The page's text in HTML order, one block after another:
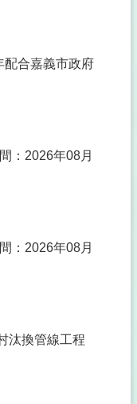
配合嘉義市政府
：2026年08月
：2026年08月
汰換管線工程